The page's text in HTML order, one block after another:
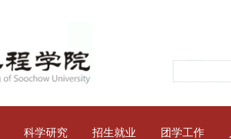
科学研究 招生就业 团学工作